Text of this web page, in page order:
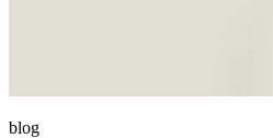
blog